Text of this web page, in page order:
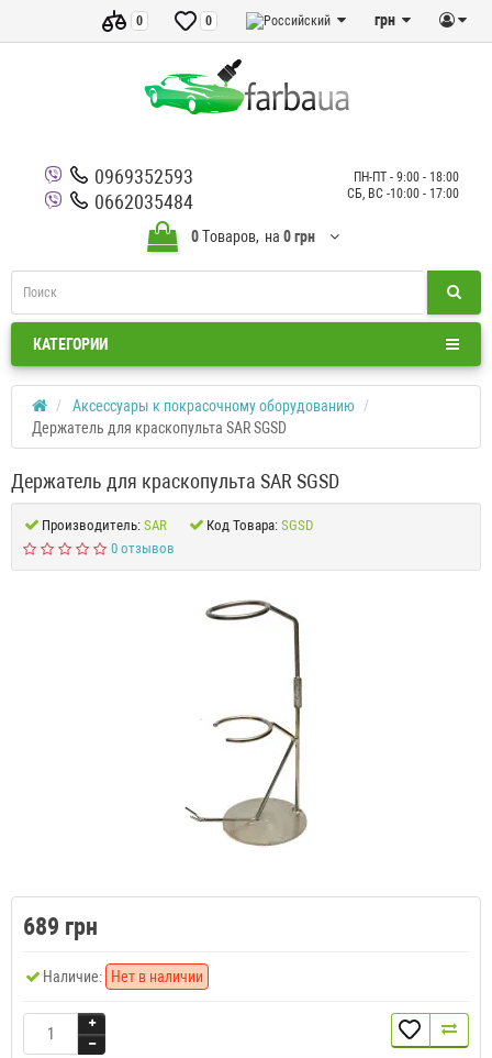
грн
0
0
0969352593
0662035484
ПН-ПТ - 9:00 - 18:00
СБ, ВС -10:00 - 17:00
0Tоваров, на 0 грн
КАТЕГОРИИ
Аксессуары к покрасочному оборудованию
Держатель для краскопульта SAR SGSD
Держатель для краскопульта SAR SGSD
Производитель: SAR Код Товара: SGSD
0 отзывов
689 грн
Наличие: Нет в наличии